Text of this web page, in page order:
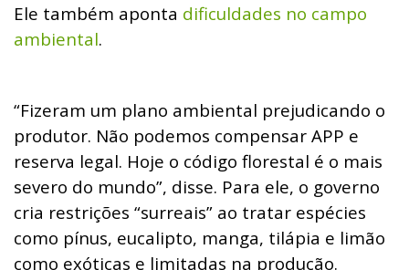
Ele também aponta dificuldades no campo
ambiental.
“Fizeram um plano ambiental prejudicando o
produtor. Não podemos compensar APP e
reserva legal. Hoje o código florestal é o mais
severo do mundo”, disse. Para ele, o governo
cria restrições “surreais” ao tratar espécies
como pínus, eucalipto, manga, tilápia e limão
como exóticas e limitadas na produção.